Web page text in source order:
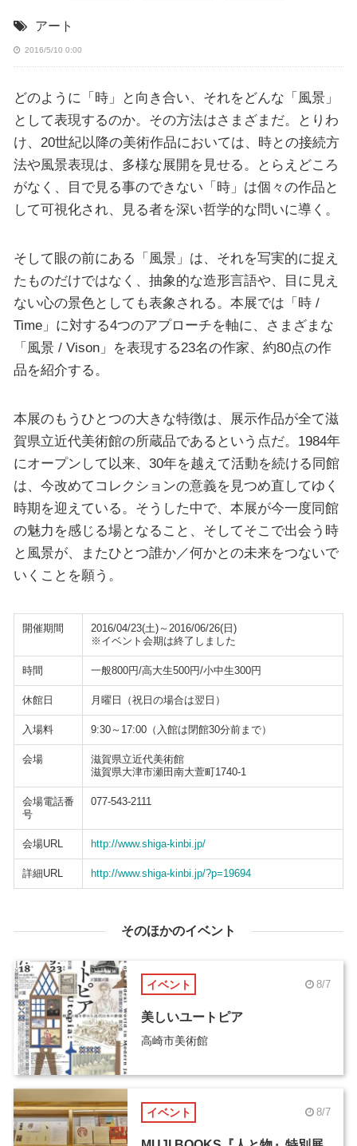
アート
2016/5/10 0:00
どのように「時」と向き合い、それをどんな「風景」
として表現するのか。その方法はさまざまだ。とりわ
け、20世紀以降の美術作品においては、時との接続方
法や風景表現は、多様な展開を見せる。とらえどころ
がなく、目で見る事のできない「時」は個々の作品と
して可視化され、見る者を深い哲学的な問いに導く。
そして眼の前にある「風景」は、それを写実的に捉え
たものだけではなく、抽象的な造形言語や、目に見え
ない心の景色としても表象される。本展では「時 /
Time」に対する4つのアプローチを軸に、さまざまな
「風景 / Vison」を表現する23名の作家、約80点の作
品を紹介する。
本展のもうひとつの大きな特徴は、展示作品が全て滋
賀県立近代美術館の所蔵品であるという点だ。1984年
にオープンして以来、30年を越えて活動を続ける同館
は、今改めてコレクションの意義を見つめ直してゆく
時期を迎えている。そうした中で、本展が今一度同館
の魅力を感じる場となること、そしてそこで出会う時
と風景が、またひとつ誰か／何かとの未来をつないで
いくことを願う。
開催期間
2016/04/23(土)～2016/06/26(日)
※イベント会期は終了しました
時間 一般800円/高大生500円/小中生300円
休館日 月曜日（祝日の場合は翌日）
入場料 9:30～17:00（入館は閉館30分前まで）
会場
滋賀県立近代美術館
滋賀県大津市瀬田南大萱町1740-1
会場電話番
号
077-543-2111
会場URL http://www.shiga-kinbi.jp/
詳細URL http://www.shiga-kinbi.jp/?p=19694
そのほかのイベント
イベント 8/7
美しいユートピア
高崎市美術館
イベント 8/7